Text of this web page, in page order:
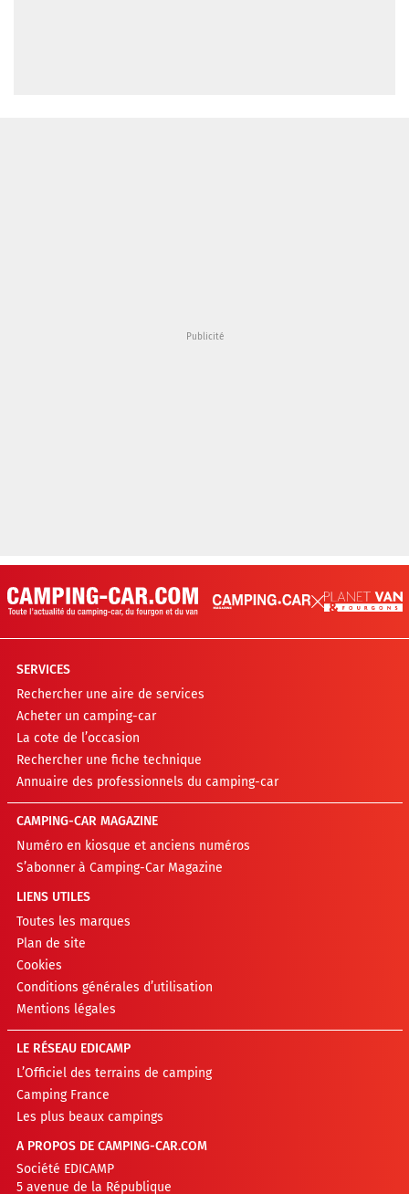
SERVICES
Rechercher une aire de services
Acheter un camping-car
La cote de l’occasion
Rechercher une fiche technique
Annuaire des professionnels du camping-car
CAMPING-CAR MAGAZINE
Numéro en kiosque et anciens numéros
S’abonner à Camping-Car Magazine
LIENS UTILES
Toutes les marques
Plan de site
Cookies
Conditions générales d’utilisation
Mentions légales
LE RÉSEAU EDICAMP
L’Officiel des terrains de camping
Camping France
Les plus beaux campings
A PROPOS DE CAMPING-CAR.COM
Société EDICAMP
5 avenue de la République